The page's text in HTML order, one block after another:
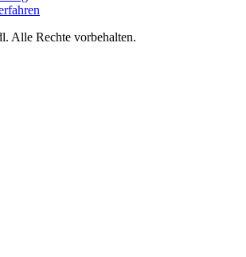
Alle Rechte vorbehalten.